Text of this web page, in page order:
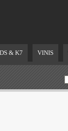
& K7 VINIS